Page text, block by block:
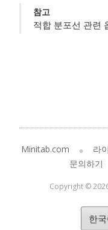
참고
적합 분포선 관련
Minitab.com 라
문의하기
Copyright ©